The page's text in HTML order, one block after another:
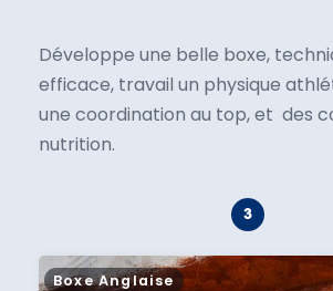
Développe une belle boxe,
efficace, travail un physique
une coordination au top, et des
nutrition.
Boxe Anglaise